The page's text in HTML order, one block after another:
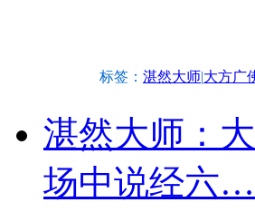
标签： 湛然大师|大方广
湛然大师：
场中说经六…